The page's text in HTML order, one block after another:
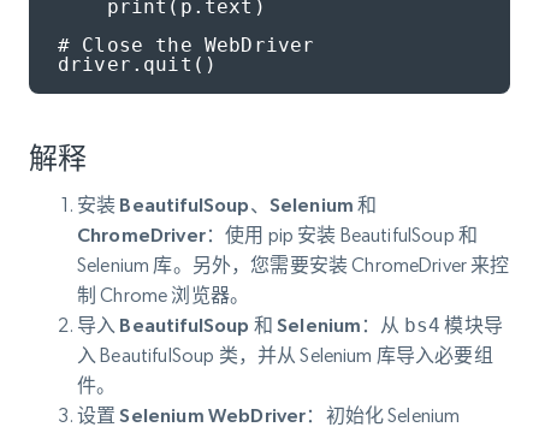
# Close the WebDriver
driver.quit()
解释
安装 BeautifulSoup、Selenium 和
ChromeDriver：使用 pip 安装 BeautifulSoup 和
Selenium 库。另外，您需要安装 ChromeDriver 来控
制 Chrome 浏览器。
导入 BeautifulSoup 和 Selenium ：从 bs4 模块导
入 BeautifulSoup 类，并从 Selenium 库导入必要组
件。
设置 Selenium WebDriver：初始化 Selenium